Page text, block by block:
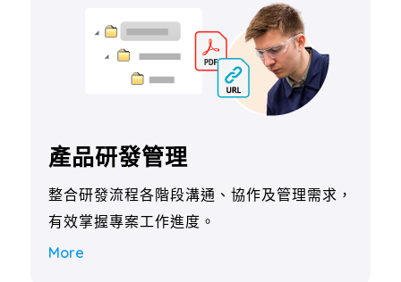
產品研發管理
整合研發流程各階段溝通、協作及管理需求，
有效掌握專案工作進度。
More